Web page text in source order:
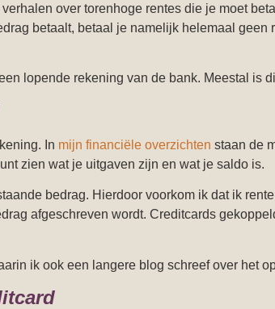
over torenhoge rentes die je moet
betaalt, betaal je namelijk helemaal
lopende rekening van de bank. Meestal is
In mijn financiële overzichten staan de
zien wat je uitgaven zijn en wat je saldo is.
bedrag. Hierdoor voorkom ik dat ik
afgeschreven wordt. Creditcards
ik ook een langere blog schreef over het